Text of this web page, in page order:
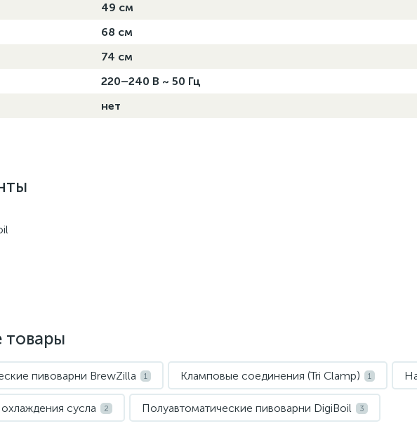
49 см
68 см
74 см
220–240 В ~ 50 Гц
нет
товары
пивоварни BrewZilla 1 Кламповые соединения (Tri Clamp) 1
сусла 2 Полуавтоматические пивоварни DigiBoil 3